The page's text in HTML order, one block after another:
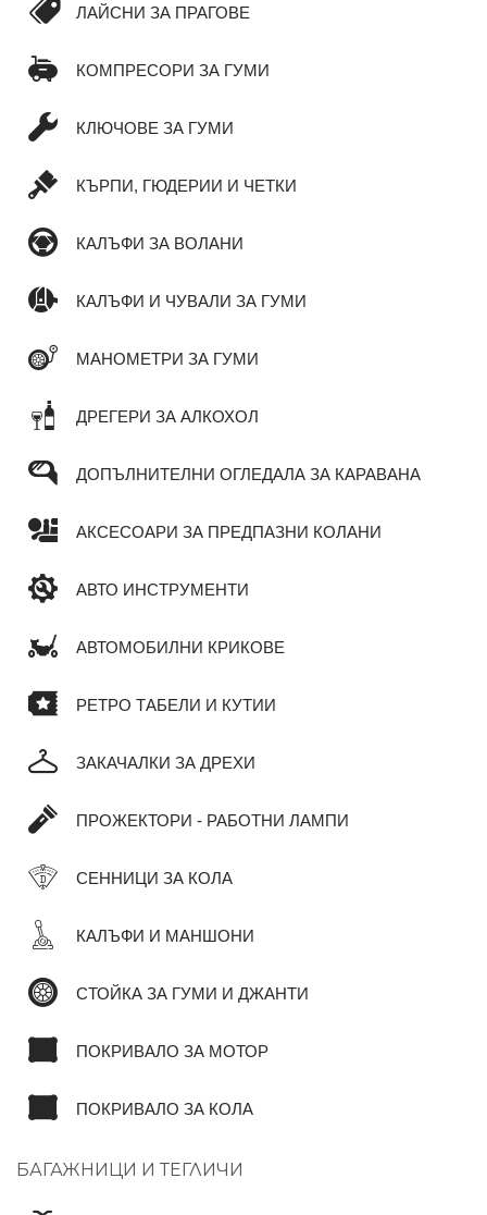
ЛАЙСНИ ЗА ПРАГОВЕ
КОМПРЕСОРИ ЗА ГУМИ
КЛЮЧОВЕ ЗА ГУМИ
КЪРПИ, ГЮДЕРИИ И ЧЕТКИ
КАЛЪФИ ЗА ВОЛАНИ
КАЛЪФИ И ЧУВАЛИ ЗА ГУМИ
МАНОМЕТРИ ЗА ГУМИ
ДРЕГЕРИ ЗА АЛКОХОЛ
ДОПЪЛНИТЕЛНИ ОГЛЕДАЛА ЗА КАРАВАНА
АКСЕСОАРИ ЗА ПРЕДПАЗНИ КОЛАНИ
АВТО ИНСТРУМЕНТИ
АВТОМОБИЛНИ КРИКОВЕ
РЕТРО ТАБЕЛИ И КУТИИ
ЗАКАЧАЛКИ ЗА ДРЕХИ
ПРОЖЕКТОРИ - РАБОТНИ ЛАМПИ
СЕННИЦИ ЗА КОЛА
КАЛЪФИ И МАНШОНИ
СТОЙКА ЗА ГУМИ И ДЖАНТИ
ПОКРИВАЛО ЗА МОТОР
ПОКРИВАЛО ЗА КОЛА
БАГАЖНИЦИ И ТЕГЛИЧИ